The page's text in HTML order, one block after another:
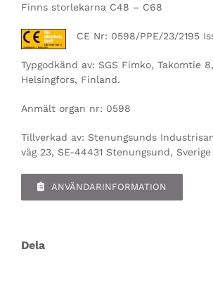
Finns storlekarna C48 – C68
CE Nr: 0598/PPE/23/2195
Typgodkänd av: SGS Fimko, Takomtie
Helsingfors, Finland.
Anmält organ nr: 0598
Tillverkad av: Stenungsunds
väg 23, SE-44431 Stenungsund, Sverige
ANVÄNDARINFORMATION
Dela